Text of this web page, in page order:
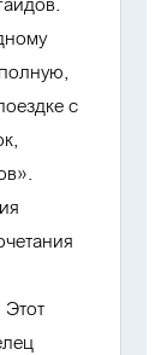
с
Этот